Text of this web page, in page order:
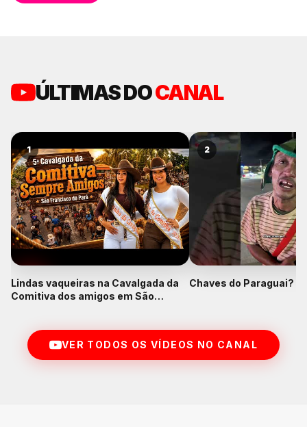
ÚLTIMAS DOCANAL
1
Lindas vaqueiras na Cavalgada da
Comitiva dos amigos em São
2
Chaves do Paraguai?
VER TODOS OS VÍDEOS NO CANAL